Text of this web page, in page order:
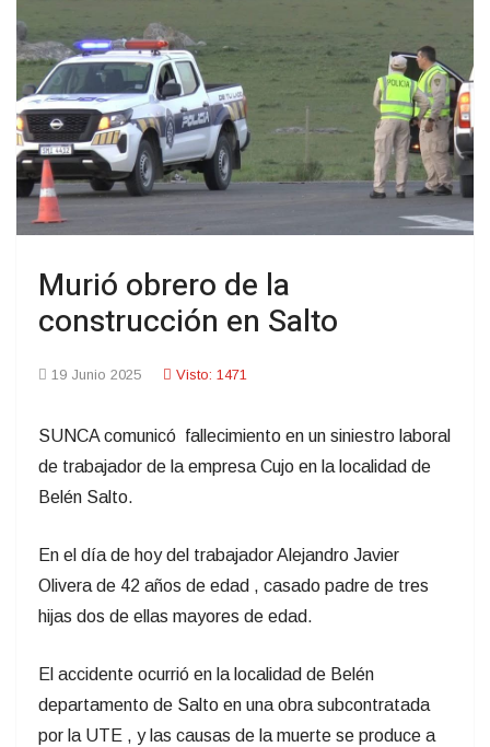
Murió obrero de la
construcción en Salto
19 Junio 2025 Visto: 1471
SUNCA comunicó fallecimiento en un siniestro laboral
de trabajador de la empresa Cujo en la localidad de
Belén Salto.
En el día de hoy del trabajador Alejandro Javier
Olivera de 42 años de edad , casado padre de tres
hijas dos de ellas mayores de edad.
El accidente ocurrió en la localidad de Belén
departamento de Salto en una obra subcontratada
por la UTE , y las causas de la muerte se produce a